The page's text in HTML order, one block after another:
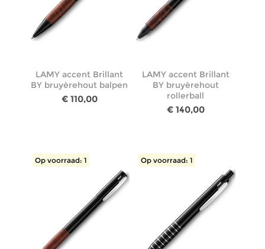
LAMY accent Brillant
BY bruyèrehout balpen
€ 110,00
LAMY accent Brillant
BY bruyèrehout
rollerball
€ 140,00
Op voorraad: 1 Op voorraad: 1